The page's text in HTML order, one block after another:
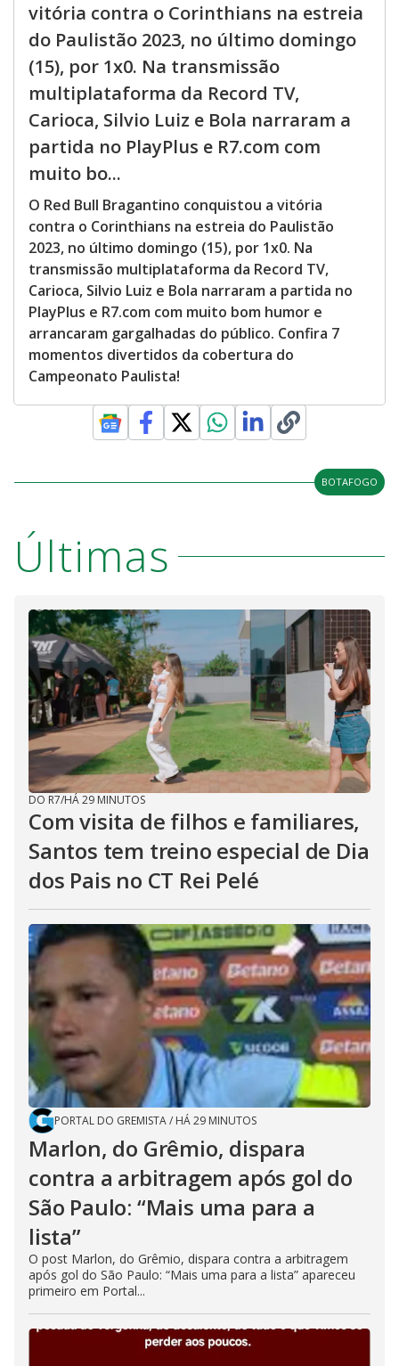
vitória contra o Corinthians na estreia
do Paulistão 2023, no último domingo
(15), por 1x0. Na transmissão
multiplataforma da Record TV,
Carioca, Silvio Luiz e Bola narraram a
partida no PlayPlus e R7.com com
muito bo...
O Red Bull Bragantino conquistou a vitória
contra o Corinthians na estreia do Paulistão
2023, no último domingo (15), por 1x0. Na
transmissão multiplataforma da Record TV,
Carioca, Silvio Luiz e Bola narraram a partida no
PlayPlus e R7.com com muito bom humor e
arrancaram gargalhadas do público. Confira 7
momentos divertidos da cobertura do
Campeonato Paulista!
BOTAFOGO
Últimas
DO R7/HÁ 29 MINUTOS
Com visita de filhos e familiares,
Santos tem treino especial de Dia
dos Pais no CT Rei Pelé
PORTAL DO GREMISTA/ HÁ 29 MINUTOS
Marlon, do Grêmio, dispara
contra a arbitragem após gol do
São Paulo: “Mais uma para a
lista”
O post Marlon, do Grêmio, dispara contra a arbitragem
após gol do São Paulo: “Mais uma para a lista” apareceu
primeiro em Portal...